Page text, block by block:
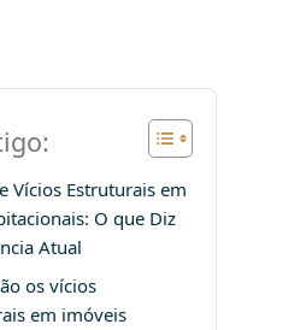
Vícios Estruturais em
O que Diz
Atual
os vícios
em imóveis